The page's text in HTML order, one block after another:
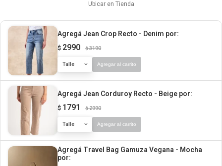
Ubicar en Tienda
Agregá Jean Crop Recto - Denim por:
$ 2990 $ 3190
Talle Agregar al carrito
Agregá Jean Corduroy Recto - Beige por:
$ 1791 $ 2990
Talle Agregar al carrito
Agregá Travel Bag Gamuza Vegana - Mocha
por: